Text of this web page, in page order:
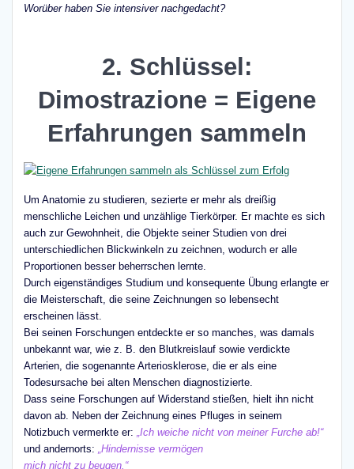
Worüber haben Sie intensiver nachgedacht?
2. Schlüssel:
Dimostrazione = Eigene
Erfahrungen sammeln
Um Anatomie zu studieren, sezierte er mehr als dreißig
menschliche Leichen und unzählige Tierkörper. Er machte es sich
auch zur Gewohnheit, die Objekte seiner Studien von drei
unterschiedlichen Blickwinkeln zu zeichnen, wodurch er alle
Proportionen besser beherrschen lernte.
Durch eigenständiges Studium und konsequente Übung erlangte er
die Meisterschaft, die seine Zeichnungen so lebensecht
erscheinen lässt.
Bei seinen Forschungen entdeckte er so manches, was damals
unbekannt war, wie z. B. den Blutkreislauf sowie verdickte
Arterien, die sogenannte Arteriosklerose, die er als eine
Todesursache bei alten Menschen diagnostizierte.
Dass seine Forschungen auf Widerstand stießen, hielt ihn nicht
davon ab. Neben der Zeichnung eines Pfluges in seinem
Notizbuch vermerkte er: „Ich weiche nicht von meiner Furche ab!“
und andernorts: „Hindernisse vermögen
mich nicht zu beugen.“